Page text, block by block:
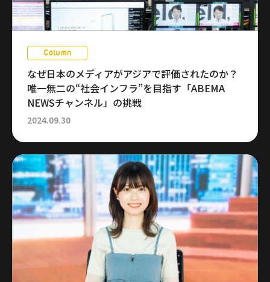
Column
なぜ日本のメディアがアジアで評価されたのか？
唯一無二の“社会インフラ”を目指す「ABEMA
NEWSチャンネル」の挑戦
2024.09.30